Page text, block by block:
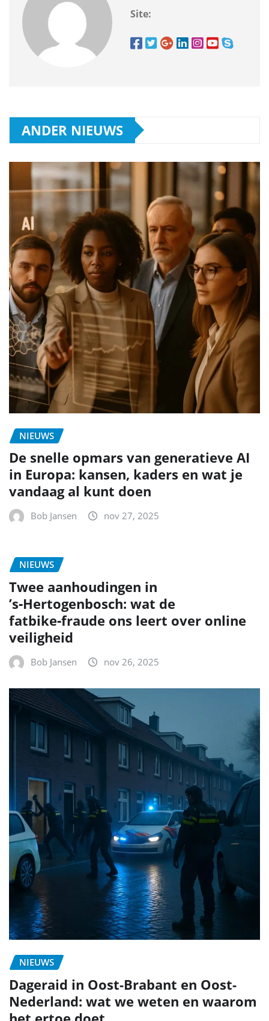
Site:
ANDER NIEUWS
NIEUWS
De snelle opmars van generatieve AI
in Europa: kansen, kaders en wat je
vandaag al kunt doen
Bob Jansen nov 27, 2025
NIEUWS
Twee aanhoudingen in
’s‑Hertogenbosch: wat de
fatbike‑fraude ons leert over online
veiligheid
Bob Jansen nov 26, 2025
NIEUWS
Dageraid in Oost-Brabant en Oost-
Nederland: wat we weten en waarom